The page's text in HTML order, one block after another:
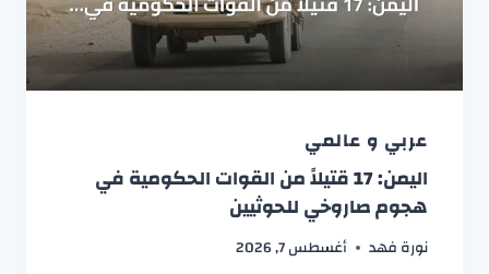
عربي و عالمي
اليمن: 17 قتيلاً من القوات الحكومية في
هجوم صاروخي للحوثيين
نورة فهد أغسطس 7, 2026